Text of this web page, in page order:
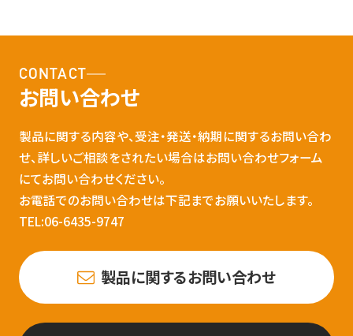
CONTACT
お問い合わせ
製品に関する内容や、受注・発送・納期に関するお問い合わ
せ、詳しいご相談をされたい場合はお問い合わせフォーム
にてお問い合わせください。
お電話でのお問い合わせは下記までお願いいたします。
TEL:06-6435-9747
製品に関するお問い合わせ